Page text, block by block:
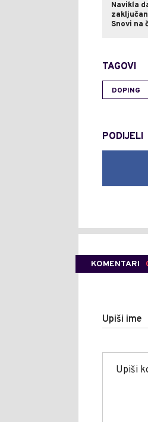
Navikla
Snovi na
TAGOVI
DOPING
PODIJELI
KOMENTARI
Upiši ime